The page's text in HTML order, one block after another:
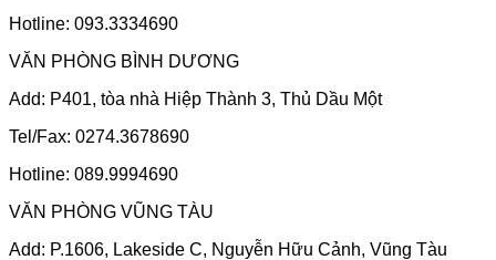
Hotline: 093.3334690
VĂN PHÒNG BÌNH DƯƠNG
Add: P401, tòa nhà Hiệp Thành 3, Thủ Dầu Một
Tel/Fax: 0274.3678690
Hotline: 089.9994690
VĂN PHÒNG VŨNG TÀU
Add: P.1606, Lakeside C, Nguyễn Hữu Cảnh, Vũng Tàu